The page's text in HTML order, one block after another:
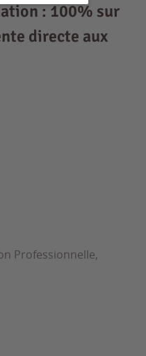
: 100% sur
directe aux
Professionnelle,